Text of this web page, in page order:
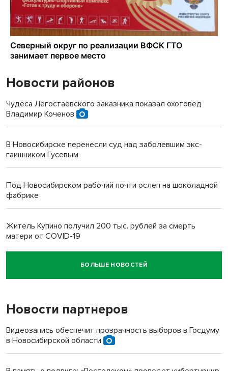
Новости районов
Чудеса Легостаевского заказника показал охотовед
Владимир Коченов
В Новосибирске перенесли суд над заболевшим экс-
гаишником Гусевым
Под Новосибирском рабочий почти ослеп на шоколадной
фабрике
Житель Купино получил 200 тыс. рублей за смерть
матери от COVID-19
Новосибирский суд наказал водителя за смерть
пенсионерки на вокзале
«Мы живём на пастбище!»: в новосибирском селе лошади
терроризируют жителей
Инвалид получил условный срок за избиение врачей
БОЛЬШЕ НОВОСТЕЙ
Новости партнеров
Видеозапись обеспечит прозрачность выборов в Госдуму
в Новосибирской области